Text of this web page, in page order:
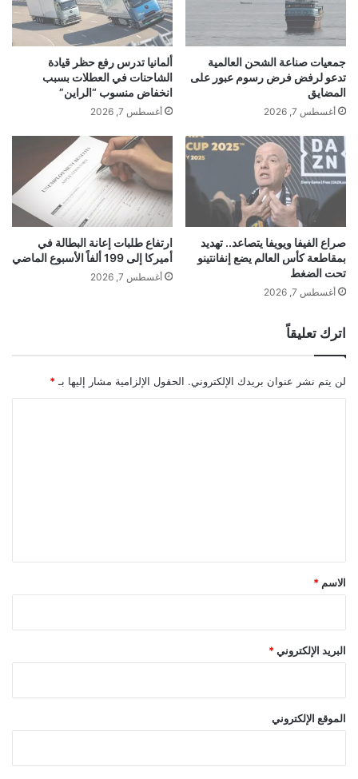
ا
م
س
ي
ا
ت
ص
ع
ا
ل
ي
اً
.
.
ا
ن
ت
ا
م
ت
س
ا
ا
ل
و
د
ة
جمعيات صناعة الشحن العالمية
تدعو لرفض فرض رسوم عبور على
المضايق
أغسطس 7, 2026
ألمانيا تدرس رفع حظر قيادة
الشاحنات في العطلات بسبب
انخفاض منسوب “الراين”
أغسطس 7, 2026
صراع الفيفا ويويفا يتصاعد.. تهديد
بمقاطعة كأس العالم يضع إنفانتينو
تحت الضغط
أغسطس 7, 2026
ارتفاع طلبات إعانة البطالة في
أميركا إلى 199 ألفاً الأسبوع الماضي
أغسطس 7, 2026
اترك تعليقاً
لن يتم نشر عنوان بريدك الإلكتروني. الحقول الإلزامية مشار إليها بـ *
*
الاسم *
البريد الإلكتروني*
الموقع الإلكتروني